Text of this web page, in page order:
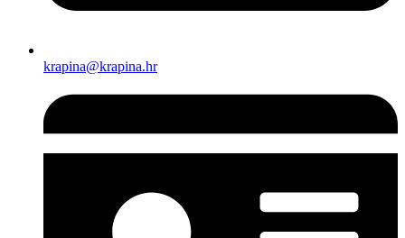
krapina@krapina.hr